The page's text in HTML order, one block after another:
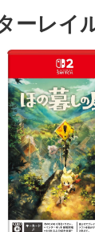
ーレイ